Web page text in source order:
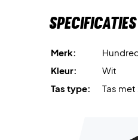
Specificaties
Merk:
Kleur:
Wit
Tas type:
Tas